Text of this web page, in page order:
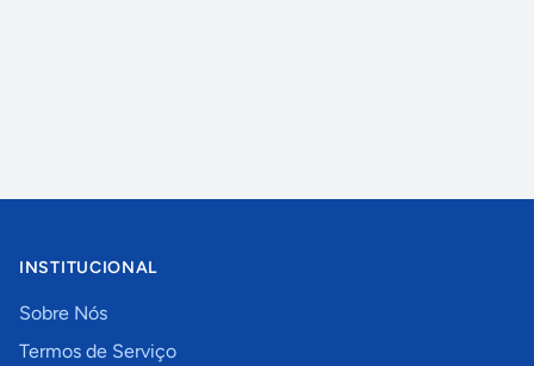
INSTITUCIONAL
Sobre Nós
Termos de Serviço